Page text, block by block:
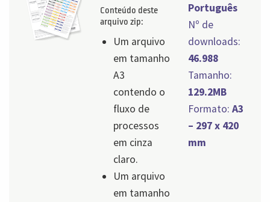
Conteúdo deste
arquivo zip:
Um arquivo
em tamanho
A3
contendo o
fluxo de
processos
em cinza
claro.
Um arquivo
em tamanho
Português
Nº de
downloads:
46.988
Tamanho:
129.2MB
Formato: A3
– 297 x 420
mm